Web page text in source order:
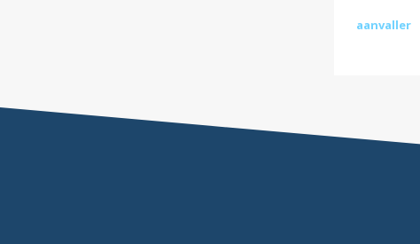
aanvaller